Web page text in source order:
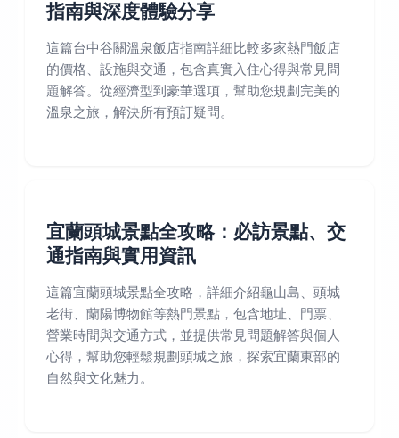
指南與深度體驗分享
這篇台中谷關溫泉飯店指南詳細比較多家熱門飯店
的價格、設施與交通，包含真實入住心得與常見問
題解答。從經濟型到豪華選項，幫助您規劃完美的
溫泉之旅，解決所有預訂疑問。
宜蘭頭城景點全攻略：必訪景點、交
通指南與實用資訊
這篇宜蘭頭城景點全攻略，詳細介紹龜山島、頭城
老街、蘭陽博物館等熱門景點，包含地址、門票、
營業時間與交通方式，並提供常見問題解答與個人
心得，幫助您輕鬆規劃頭城之旅，探索宜蘭東部的
自然與文化魅力。